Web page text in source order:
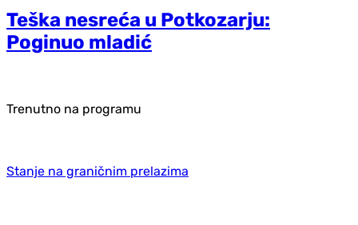
Teška nesreća u Potkozarju:
Poginuo mladić
Trenutno na programu
Stanje na graničnim prelazima